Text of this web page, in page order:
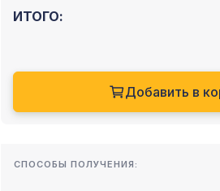
ИТОГО:
Добавить в
СПОСОБЫ ПОЛУЧЕНИЯ: